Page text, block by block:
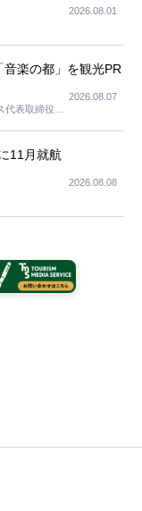
2026.08.01
楽の都」を観光PR
表取締役社
2026.08.07
11月就航
2026.08.08